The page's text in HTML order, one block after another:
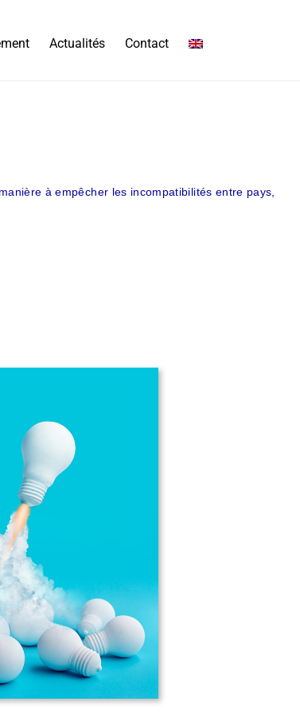
Actualités Contact
à empêcher les incompatibilités entre pays,